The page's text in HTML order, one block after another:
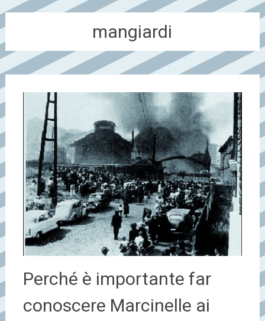
mangiardi
Perché è importante far
conoscere Marcinelle ai